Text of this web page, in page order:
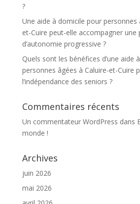
?
Une aide à domicile pour personnes
et-Cuire peut-elle accompagner une
d’autonomie progressive ?
Quels sont les bénéfices d’une aide
personnes âgées à Caluire-et-Cuire
l’indépendance des seniors ?
Commentaires récents
Un commentateur WordPress dans
monde !
Archives
juin 2026
mai 2026